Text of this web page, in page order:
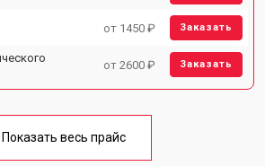
от 1450 ₽ Заказать
от 2600 ₽ Заказать
Показать весь прайс